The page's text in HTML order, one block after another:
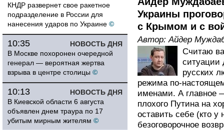
КНДР развернет свое ракетное
подразделение в России для
нанесения ударов по Украине ©
НОВОСТЬ ДНЯ
10:35
В Москве похоронен очередной
генерал — вероятная жертва
взрыва в центре столицы ©
НОВОСТЬ ДНЯ
10:13
В Киевской области 6 августа
объявлен днем траура по 17
убитым мирным жителям ©
Украины
с Крымом и с
Автор:Айдер
Считаю
ситуации
русских
режима по-
именами. А главное
плохого Путина на
оставить себе (кто
безоговорочное